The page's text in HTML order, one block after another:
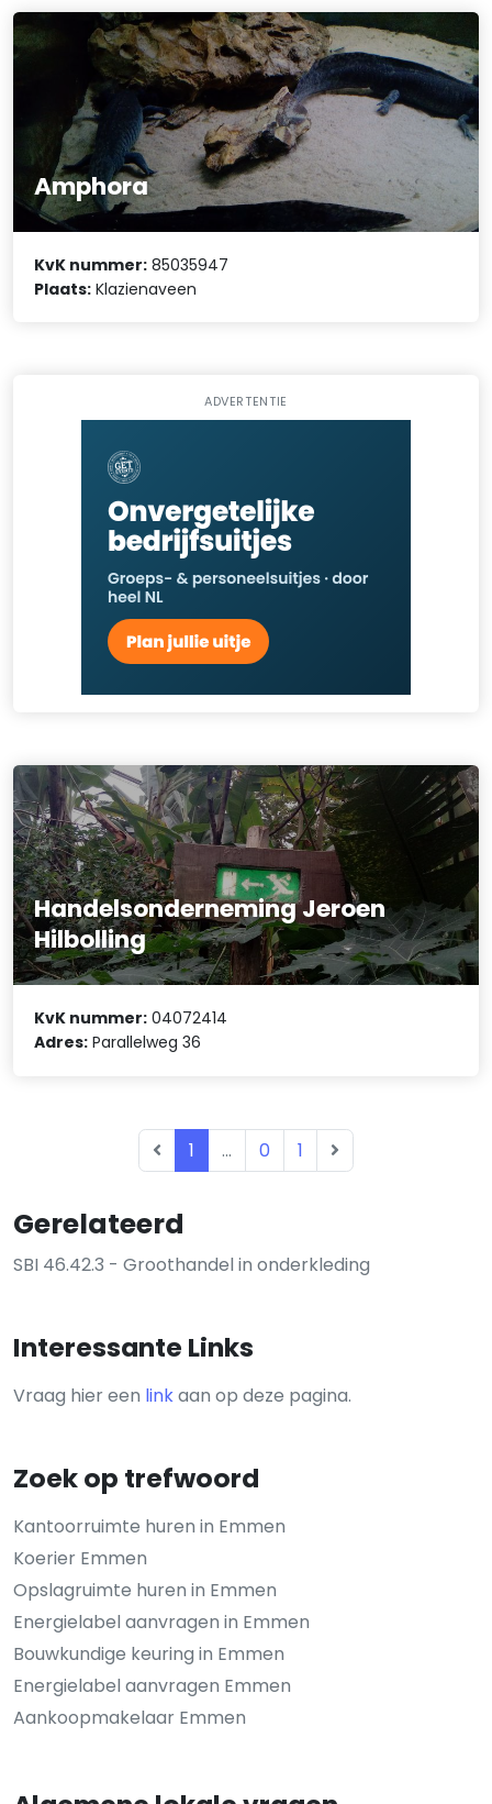
Gerelateerd
SBI 46.42.3 - Groothandel in onderkleding
Interessante Links
Vraag hier een linkaan op deze pagina.
Zoek op trefwoord
Kantoorruimte huren in Emmen
Koerier Emmen
Opslagruimte huren in Emmen
Energielabel aanvragen in Emmen
Bouwkundige keuring in Emmen
Energielabel aanvragen Emmen
Aankoopmakelaar Emmen
Amphora
KvK nummer: 85035947
Plaats: Klazienaveen
ADVERTENTIE
Handelsonderneming Jeroen
Hilbolling
KvK nummer: 04072414
Adres: Parallelweg 36
1 ... 0 1